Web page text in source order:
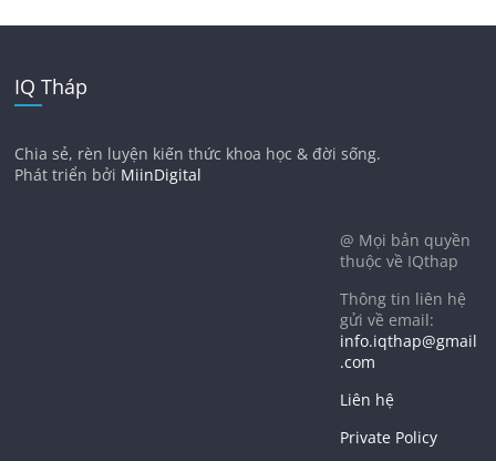
IQ Tháp
Chia sẻ, rèn luyện kiến thức khoa học & đời sống.
Phát triển bởi MiinDigital
@ Mọi bản quyền
thuộc về IQthap
Thông tin liên hệ
gửi về email:
info.iqthap@gmail
.com
Liên hệ
Private Policy